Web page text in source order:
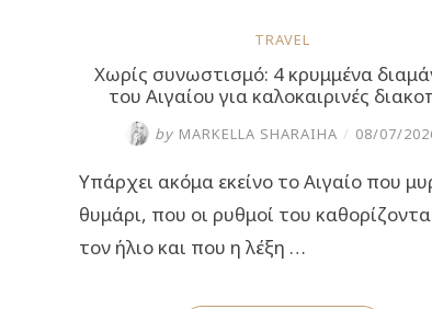
TRAVEL
Χωρίς συνωστισμό: 4 κρυμμένα
του Αιγαίου για καλοκαιρινές
by MARKELLA SHARAIHA / 08/07/
Υπάρχει ακόμα εκείνο το Αιγαίο που
θυμάρι, που οι ρυθμοί του
τον ήλιο και που η λέξη …